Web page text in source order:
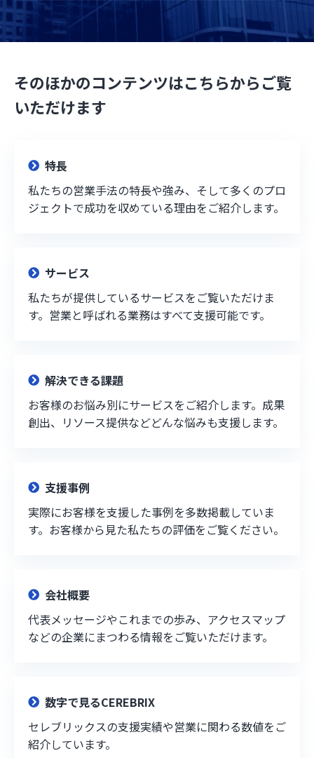
そのほかのコンテンツはこちらからご覧
いただけます
特長
私たちの営業手法の特長や強み、そして多くのプロ
ジェクトで成功を収めている理由をご紹介します。
サービス
私たちが提供しているサービスをご覧いただけま
す。営業と呼ばれる業務はすべて支援可能です。
解決できる課題
お客様のお悩み別にサービスをご紹介します。成果
創出、リソース提供などどんな悩みも支援します。
支援事例
実際にお客様を支援した事例を多数掲載していま
す。お客様から見た私たちの評価をご覧ください。
会社概要
代表メッセージやこれまでの歩み、アクセスマップ
などの企業にまつわる情報をご覧いただけます。
数字で見るCEREBRIX
セレブリックスの支援実績や営業に関わる数値をご
紹介しています。